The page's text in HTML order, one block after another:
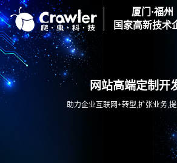
厦门·福州
国家高新技术
网站高端定制开
助力企业互联网+转型,扩张业务,